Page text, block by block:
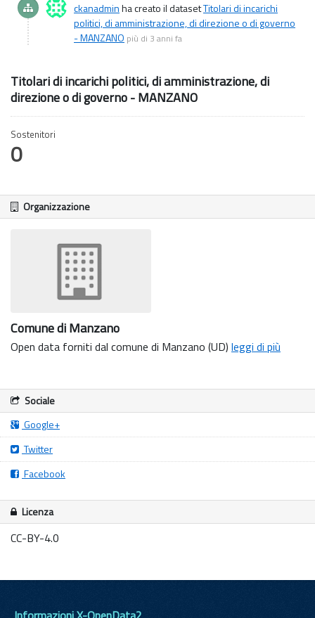
ckanadminha creato il datasetTitolari di incarichi
politici, di amministrazione, di direzione o di governo
- MANZANO più di 3 anni fa
Titolari di incarichi politici, di amministrazione, di
direzione o di governo - MANZANO
Sostenitori
0
Organizzazione
Comune di Manzano
Open data forniti dal comune di Manzano (UD) leggi di più
Sociale
Google+
Twitter
Facebook
Licenza
CC-BY-4.0